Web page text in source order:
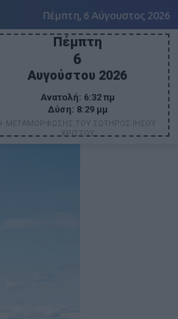
Πέμπτη, 6 Αύγουστος 2026
Πέμπτη
6
Αυγούστου 2026
Ανατολή: 6:32 πμ
Δύση: 8:29 μμ
+ ΜΕΤΑΜΟΡΦΩΣΗΣ ΤΟΥ ΣΩΤΗΡΟΣ ΙΗΣΟΥ
ΧΡΙΣΤΟΥ